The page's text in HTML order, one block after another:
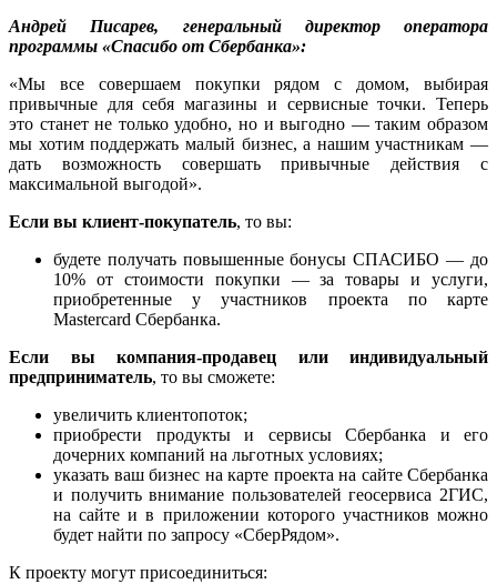
Андрей Писарев, генеральный директор оператора
программы «Спасибо от Сбербанка»:
«Мы все совершаем покупки рядом с домом, выбирая
привычные для себя магазины и сервисные точки. Теперь
это станет не только удобно, но и выгодно — таким образом
мы хотим поддержать малый бизнес, а нашим участникам —
дать возможность совершать привычные действия с
максимальной выгодой».
Если вы клиент-покупатель, то вы:
будете получать повышенные бонусы СПАСИБО — до
10% от стоимости покупки — за товары и услуги,
приобретенные у участников проекта по карте
Mastercard Сбербанка.
Если вы компания-продавец или индивидуальный
предприниматель, то вы сможете:
увеличить клиентопоток;
приобрести продукты и сервисы Сбербанка и его
дочерних компаний на льготных условиях;
указать ваш бизнес на карте проекта на сайте Сбербанка
и получить внимание пользователей геосервиса 2ГИС,
на сайте и в приложении которого участников можно
будет найти по запросу «СберРядом».
К проекту могут присоединиться: